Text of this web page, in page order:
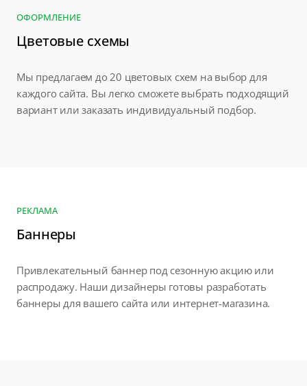
ОФОРМЛЕНИЕ
Цветовые схемы
Мы предлагаем до 20 цветовых схем на выбор для
каждого сайта. Вы легко сможете выбрать подходящий
вариант или заказать индивидуальный подбор.
РЕКЛАМА
Баннеры
Привлекательный баннер под сезонную акцию или
распродажу. Наши дизайнеры готовы разработать
баннеры для вашего сайта или интернет-магазина.